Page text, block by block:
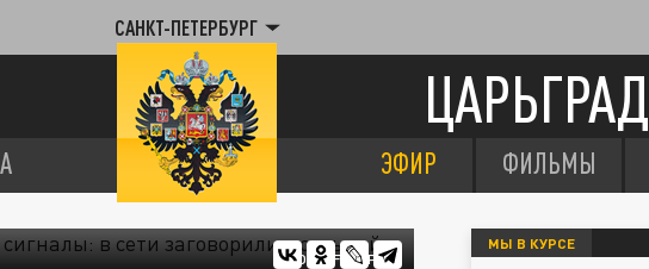
САНКТ-ПЕТЕРБУРГ
ЦАРЬГРАД
ЭФИР ФИЛЬМЫ
ФОТО: FREEPIK
МЫ В КУРСЕ